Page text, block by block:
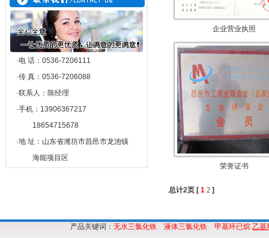
·电 话：0536-7206111
·传 真：0536-7206088
·联系人：陈经理
·手机：13906367217
18654715678
·地 址：山东省潍坊市昌邑市龙池镇
海能项目区
企业营业执照
荣誉证书
总计2页 [ 1 2]
产品关键词： 无水三氯化铁 液体三氯化铁 甲基环已烷 乙基